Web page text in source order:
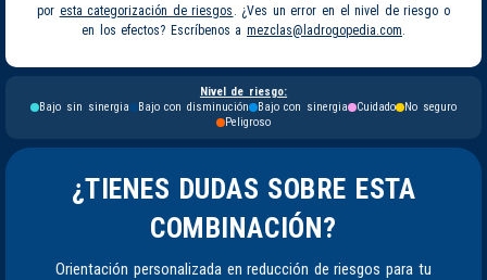
por esta categorización de riesgos . ¿Ves un error en el nivel de riesgo o
en los efectos? Escríbenos a mezclas@ladrogopedia.com.
Nivel de riesgo:
Bajo sin sinergia
Bajo con disminución Bajo con sinergia Cuidado
No seguro
Peligroso
¿TIENES DUDAS SOBRE ESTA
COMBINACIÓN?
Orientación personalizada en reducción de riesgos para tu